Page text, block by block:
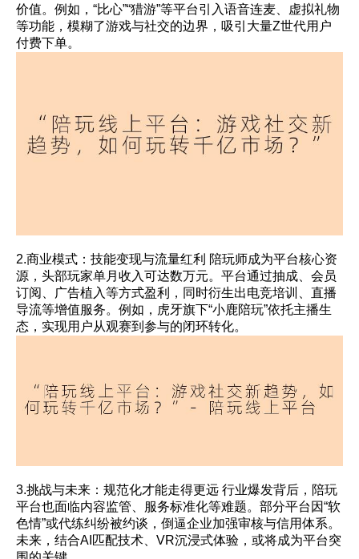
价值。例如，“比心”“猎游”等平台引入语音连麦、虚拟礼物
等功能，模糊了游戏与社交的边界，吸引大量Z世代用户
付费下单。
2.商业模式：技能变现与流量红利 陪玩师成为平台核心资
源，头部玩家单月收入可达数万元。平台通过抽成、会员
订阅、广告植入等方式盈利，同时衍生出电竞培训、直播
导流等增值服务。例如，虎牙旗下“小鹿陪玩”依托主播生
态，实现用户从观赛到参与的闭环转化。
3.挑战与未来：规范化才能走得更远 行业爆发背后，陪玩
平台也面临内容监管、服务标准化等难题。部分平台因“软
色情”或代练纠纷被约谈，倒逼企业加强审核与信用体系。
未来，结合AI匹配技术、VR沉浸式体验，或将成为平台突